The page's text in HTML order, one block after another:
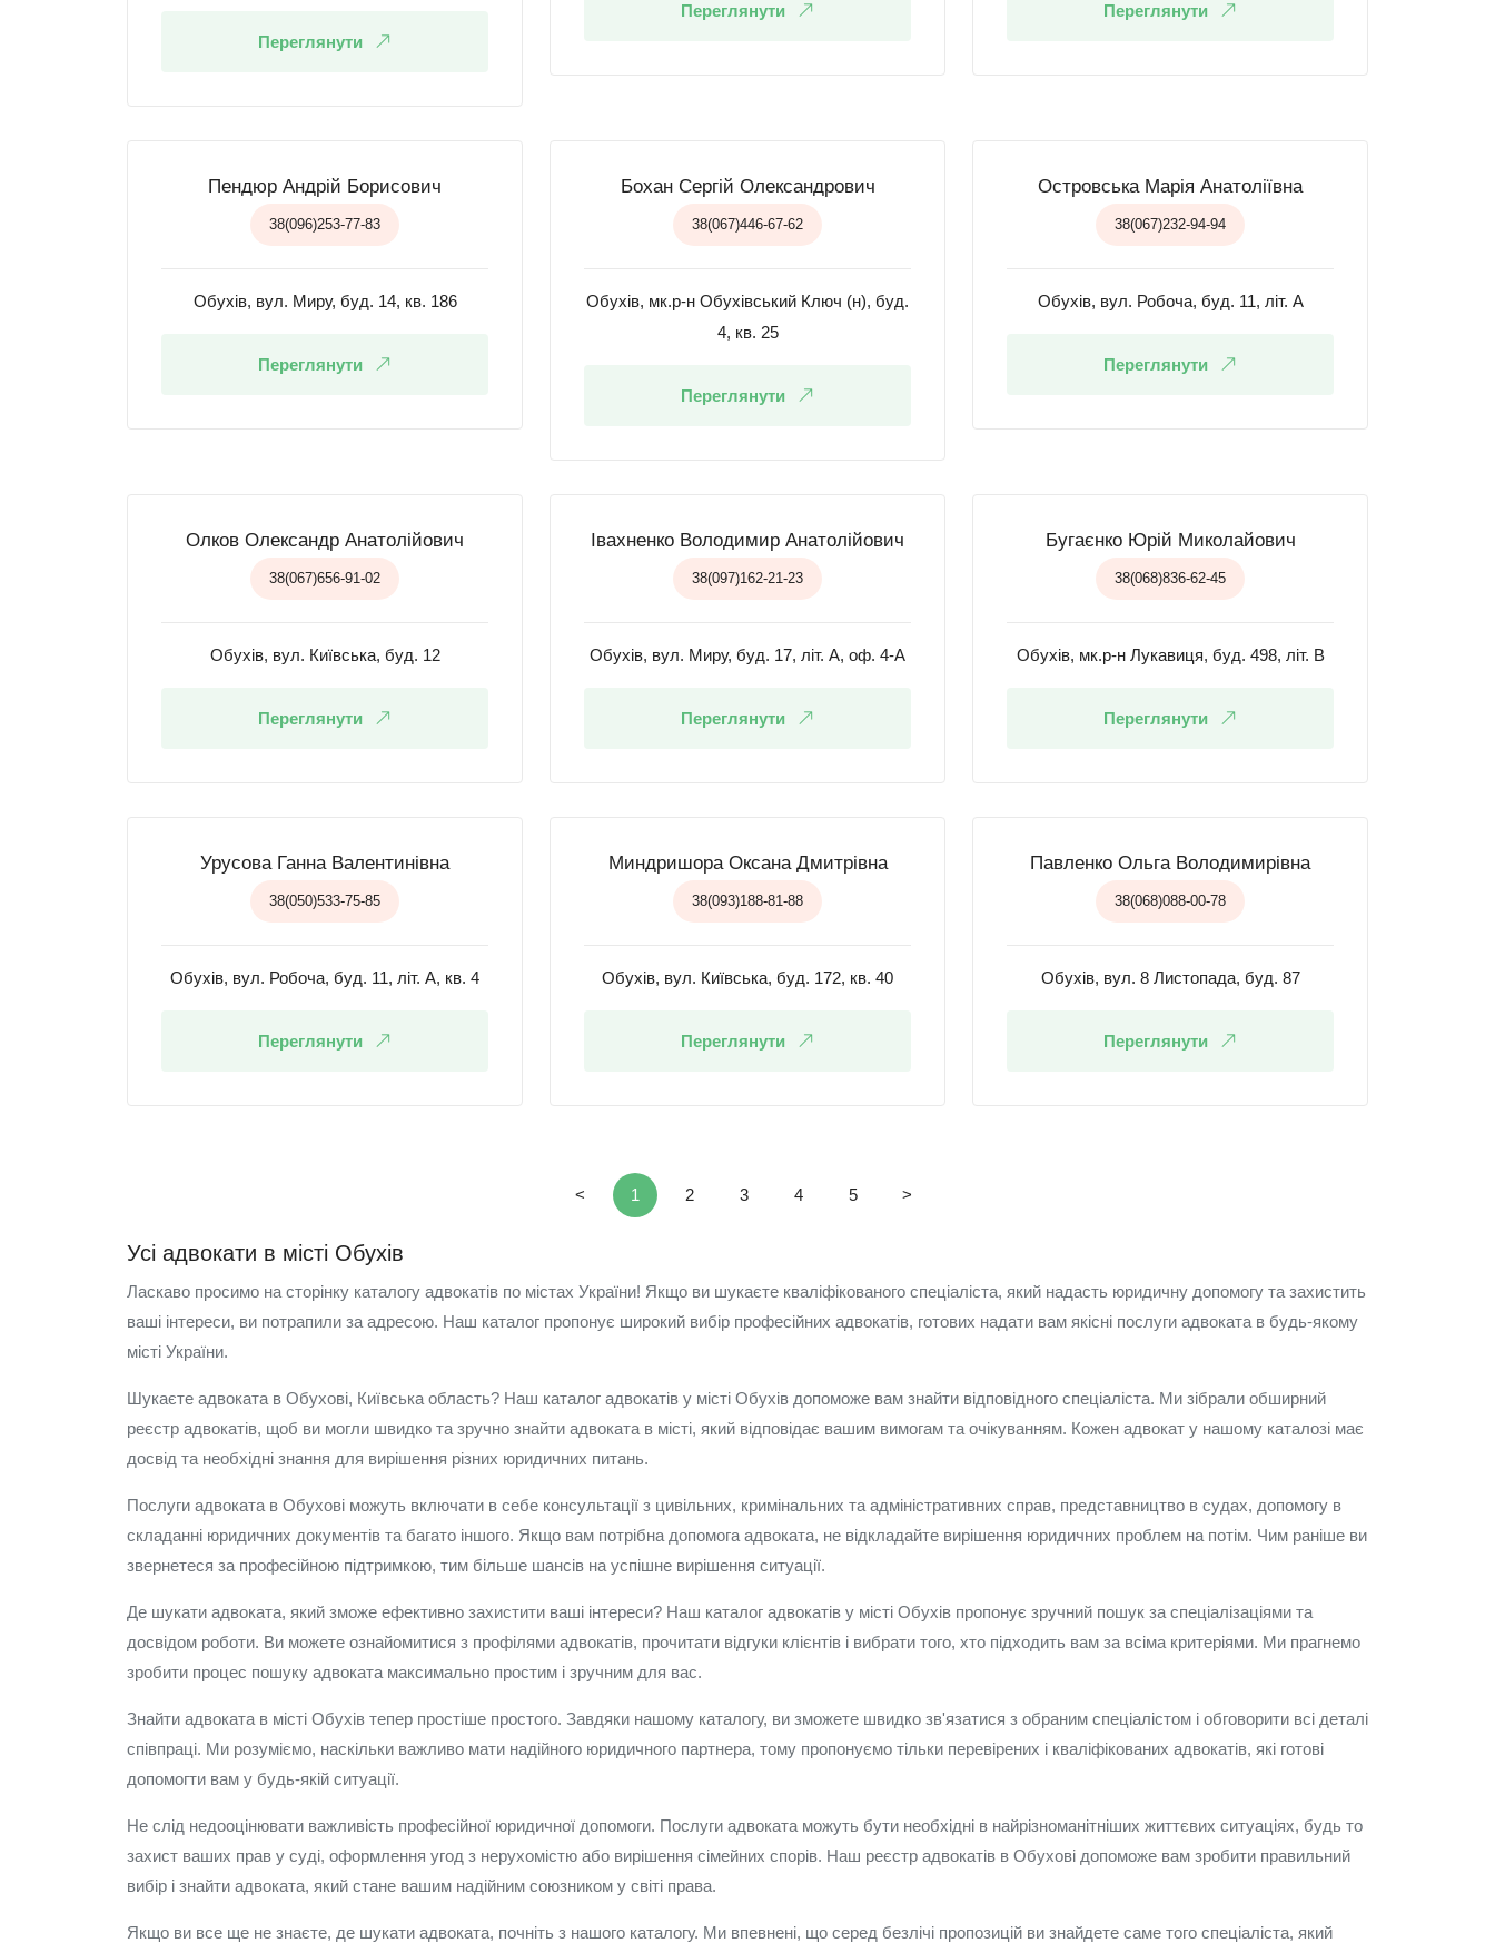
Переглянути
Переглянути Переглянути
Пендюр Андрій Борисович
38(096)253-77-83
Обухів, вул. Миру, буд. 14, кв. 186
Переглянути
Бохан Сергій Олександрович
38(067)446-67-62
Обухів, мк.р-н Обухівський Ключ (н), буд.
4, кв. 25
Переглянути
Островська Марія Анатоліївна
38(067)232-94-94
Обухів, вул. Робоча, буд. 11, літ. А
Переглянути
Олков Олександр Анатолійович
38(067)656-91-02
Обухів, вул. Київська, буд. 12
Переглянути
Івахненко Володимир Анатолійович
38(097)162-21-23
Обухів, вул. Миру, буд. 17, літ. А, оф. 4-А
Переглянути
Бугаєнко Юрій Миколайович
38(068)836-62-45
Обухів, мк.р-н Лукавиця, буд. 498, літ. В
Переглянути
Урусова Ганна Валентинівна
38(050)533-75-85
Обухів, вул. Робоча, буд. 11, літ. А, кв. 4
Переглянути
Миндришора Оксана Дмитрівна
38(093)188-81-88
Обухів, вул. Київська, буд. 172, кв. 40
Переглянути
Павленко Ольга Володимирівна
38(068)088-00-78
Обухів, вул. 8 Листопада, буд. 87
Переглянути
< 1 2 3 4 5 >
Усі адвокати в місті Обухів
Ласкаво просимо на сторінку каталогу адвокатів по містах України! Якщо ви шукаєте кваліфікованого спеціаліста, який надасть юридичну допомогу та захистить
ваші інтереси, ви потрапили за адресою. Наш каталог пропонує широкий вибір професійних адвокатів, готових надати вам якісні послуги адвоката в будь-якому
місті України.
Шукаєте адвоката в Обухові, Київська область? Наш каталог адвокатів у місті Обухів допоможе вам знайти відповідного спеціаліста. Ми зібрали обширний
реєстр адвокатів, щоб ви могли швидко та зручно знайти адвоката в місті, який відповідає вашим вимогам та очікуванням. Кожен адвокат у нашому каталозі має
досвід та необхідні знання для вирішення різних юридичних питань.
Послуги адвоката в Обухові можуть включати в себе консультації з цивільних, кримінальних та адміністративних справ, представництво в судах, допомогу в
складанні юридичних документів та багато іншого. Якщо вам потрібна допомога адвоката, не відкладайте вирішення юридичних проблем на потім. Чим раніше ви
звернетеся за професійною підтримкою, тим більше шансів на успішне вирішення ситуації.
Де шукати адвоката, який зможе ефективно захистити ваші інтереси? Наш каталог адвокатів у місті Обухів пропонує зручний пошук за спеціалізаціями та
досвідом роботи. Ви можете ознайомитися з профілями адвокатів, прочитати відгуки клієнтів і вибрати того, хто підходить вам за всіма критеріями. Ми прагнемо
зробити процес пошуку адвоката максимально простим і зручним для вас.
Знайти адвоката в місті Обухів тепер простіше простого. Завдяки нашому каталогу, ви зможете швидко зв'язатися з обраним спеціалістом і обговорити всі деталі
співпраці. Ми розуміємо, наскільки важливо мати надійного юридичного партнера, тому пропонуємо тільки перевірених і кваліфікованих адвокатів, які готові
допомогти вам у будь-якій ситуації.
Не слід недооцінювати важливість професійної юридичної допомоги. Послуги адвоката можуть бути необхідні в найрізноманітніших життєвих ситуаціях, будь то
захист ваших прав у суді, оформлення угод з нерухомістю або вирішення сімейних спорів. Наш реєстр адвокатів в Обухові допоможе вам зробити правильний
вибір і знайти адвоката, який стане вашим надійним союзником у світі права.
Якщо ви все ще не знаєте, де шукати адвоката, почніть з нашого каталогу. Ми впевнені, що серед безлічі пропозицій ви знайдете саме того спеціаліста, який